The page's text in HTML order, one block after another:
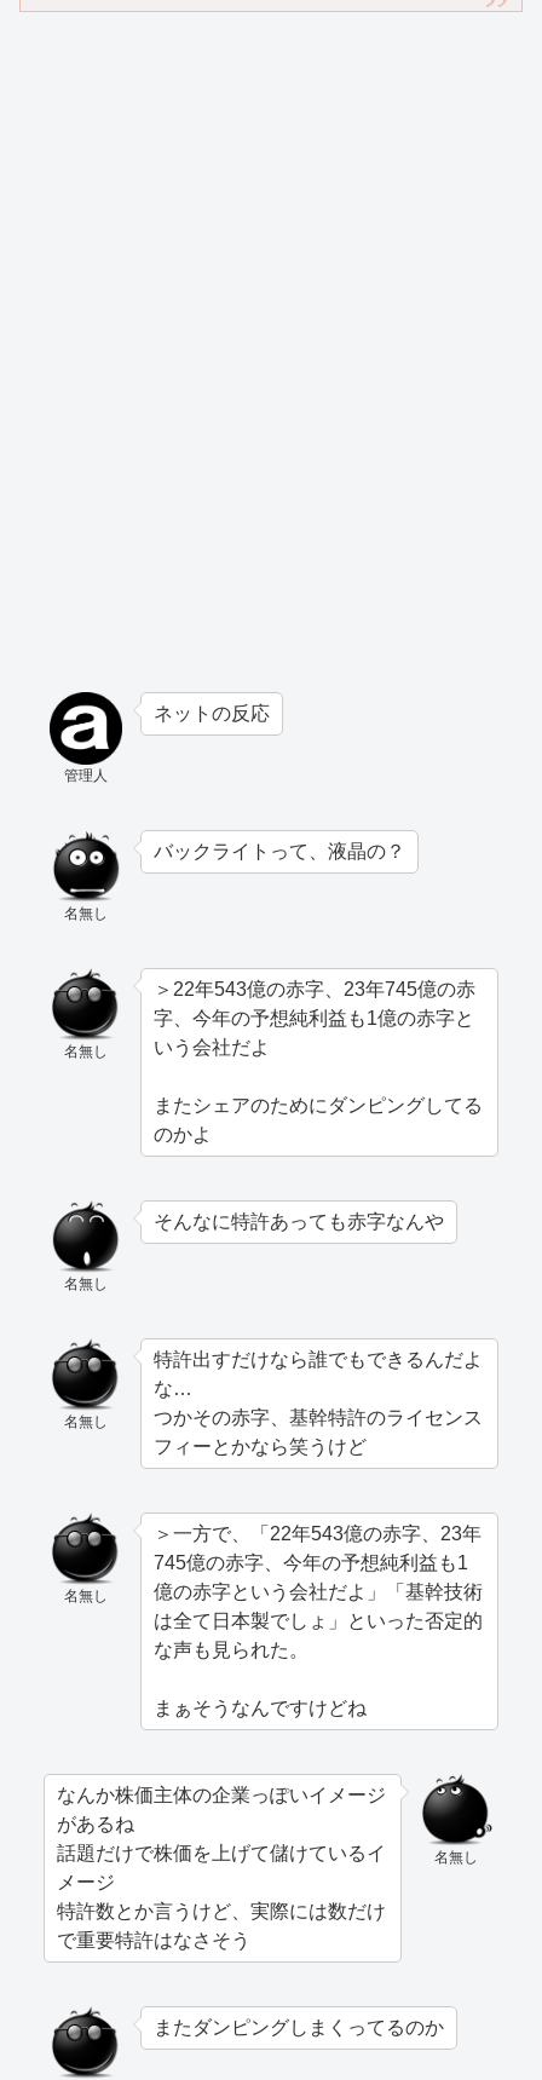
管理人
ネットの反応
名無し
バックライトって、液晶の？
名無し
＞22年543億の赤字、23年745億の赤
字、今年の予想純利益も1億の赤字と
いう会社だよ
またシェアのためにダンピングしてる
のかよ
名無し
そんなに特許あっても赤字なんや
名無し
特許出すだけなら誰でもできるんだよ
な…
つかその赤字、基幹特許のライセンス
フィーとかなら笑うけど
名無し
＞一方で、「22年543億の赤字、23年
745億の赤字、今年の予想純利益も1
億の赤字という会社だよ」「基幹技術
は全て日本製でしょ」といった否定的
な声も見られた。
まぁそうなんですけどね
名無し
なんか株価主体の企業っぽいイメージ
があるね
話題だけで株価を上げて儲けているイ
メージ
特許数とか言うけど、実際には数だけ
で重要特許はなさそう
またダンピングしまくってるのか